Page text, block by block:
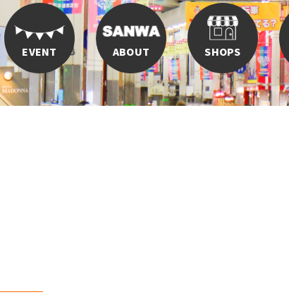
EVENT ABOUT SHOPS